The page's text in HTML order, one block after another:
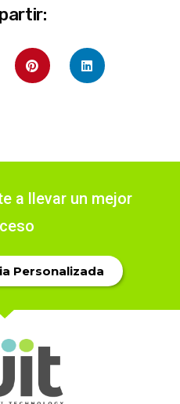
a llevar un mejor
Personalizada